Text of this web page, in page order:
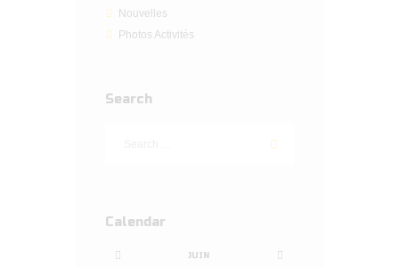
Nouvelles
Photos Activités
Search
Calendar
JUIN